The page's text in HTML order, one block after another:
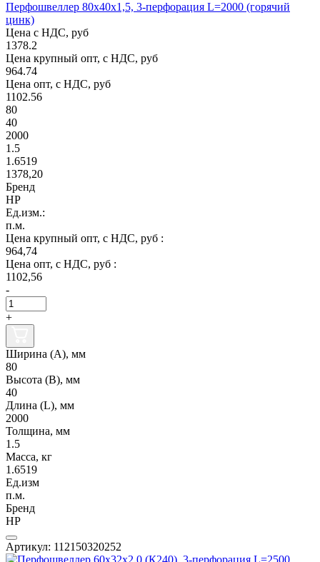
Перфошвеллер 80х40х1,5, 3-перфорация L=2000 (горячий
цинк)
Цена с НДС, руб
1378.2
Цена крупный опт, с НДС, руб
964.74
Цена опт, с НДС, руб
1102.56
80
40
2000
1.5
1.6519
1378,20
Бренд
НР
Ед.изм.:
п.м.
Цена крупный опт, с НДС, руб :
964,74
Цена опт, с НДС, руб :
1102,56
-
+
Ширина (А), мм
80
Высота (В), мм
40
Длина (L), мм
2000
Толщина, мм
1.5
Масса, кг
1.6519
Ед.изм
п.м.
Бренд
НР
Артикул: 112150320252